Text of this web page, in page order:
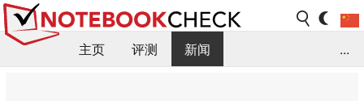
主页 评测
新闻
...